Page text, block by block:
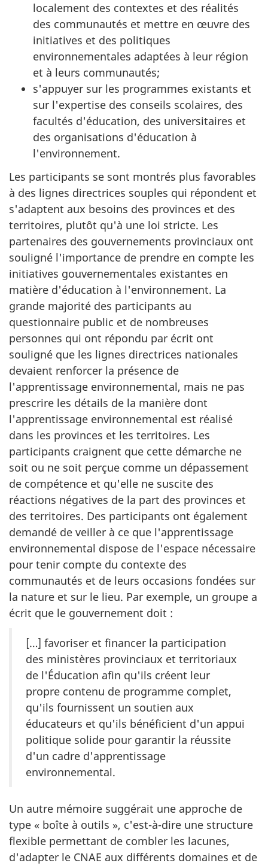
localement des contextes et des réalités
des communautés et mettre en œuvre des
initiatives et des politiques
environnementales adaptées à leur région
et à leurs communautés;
s'appuyer sur les programmes existants et
sur l'expertise des conseils scolaires, des
facultés d'éducation, des universitaires et
des organisations d'éducation à
l'environnement.
Les participants se sont montrés plus favorables
à des lignes directrices souples qui répondent et
s'adaptent aux besoins des provinces et des
territoires, plutôt qu'à une loi stricte. Les
partenaires des gouvernements provinciaux ont
souligné l'importance de prendre en compte les
initiatives gouvernementales existantes en
matière d'éducation à l'environnement. La
grande majorité des participants au
questionnaire public et de nombreuses
personnes qui ont répondu par écrit ont
souligné que les lignes directrices nationales
devaient renforcer la présence de
l'apprentissage environnemental, mais ne pas
prescrire les détails de la manière dont
l'apprentissage environnemental est réalisé
dans les provinces et les territoires. Les
participants craignent que cette démarche ne
soit ou ne soit perçue comme un dépassement
de compétence et qu'elle ne suscite des
réactions négatives de la part des provinces et
des territoires. Des participants ont également
demandé de veiller à ce que l'apprentissage
environnemental dispose de l'espace nécessaire
pour tenir compte du contexte des
communautés et de leurs occasions fondées sur
la nature et sur le lieu. Par exemple, un groupe a
écrit que le gouvernement doit :
[…] favoriser et financer la participation
des ministères provinciaux et territoriaux
de l'Éducation afin qu'ils créent leur
propre contenu de programme complet,
qu'ils fournissent un soutien aux
éducateurs et qu'ils bénéficient d'un appui
politique solide pour garantir la réussite
d'un cadre d'apprentissage
environnemental.
Un autre mémoire suggérait une approche de
type « boîte à outils », c'est-à-dire une structure
flexible permettant de combler les lacunes,
d'adapter le CNAE aux différents domaines et de